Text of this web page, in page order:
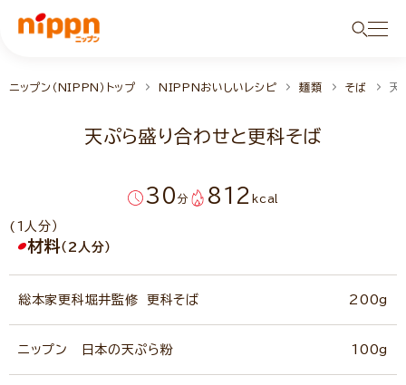
ニップン（NIPPN）トップ NIPPNおいしいレシピ 麺類 そば 天
天ぷら盛り合わせと更科そば
30 分 812kcal
(1人分）
材料（2人分）
総本家更科堀井監修 更科そば 200g
ニップン 日本の天ぷら粉 100g